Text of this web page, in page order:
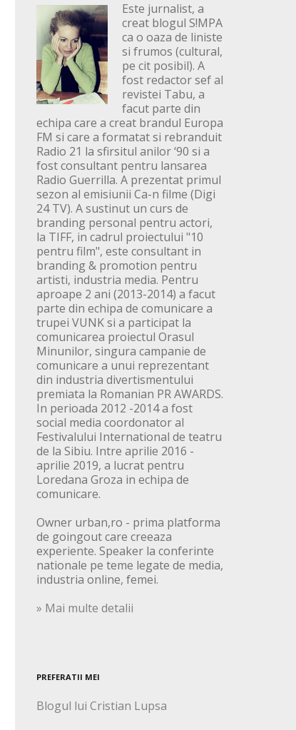
Este jurnalist, a
creat blogul S!MPA
ca o oaza de liniste
si frumos (cultural,
pe cit posibil). A
fost redactor sef al
revistei Tabu, a
facut parte din
echipa care a creat brandul Europa
FM si care a formatat si rebranduit
Radio 21 la sfirsitul anilor ‘90 si a
fost consultant pentru lansarea
Radio Guerrilla. A prezentat primul
sezon al emisiunii Ca-n filme (Digi
24 TV). A sustinut un curs de
branding personal pentru actori,
la TIFF, in cadrul proiectului "10
pentru film", este consultant in
branding & promotion pentru
artisti, industria media. Pentru
aproape 2 ani (2013-2014) a facut
parte din echipa de comunicare a
trupei VUNK si a participat la
comunicarea proiectul Orasul
Minunilor, singura campanie de
comunicare a unui reprezentant
din industria divertismentului
premiata la Romanian PR AWARDS.
In perioada 2012 -2014 a fost
social media coordonator al
Festivalului International de teatru
de la Sibiu. Intre aprilie 2016 -
aprilie 2019, a lucrat pentru
Loredana Groza in echipa de
comunicare.
Owner urban,ro - prima platforma
de goingout care creeaza
experiente. Speaker la conferinte
nationale pe teme legate de media,
industria online, femei.
» Mai multe detalii
PREFERATII MEI
Blogul lui Cristian Lupsa